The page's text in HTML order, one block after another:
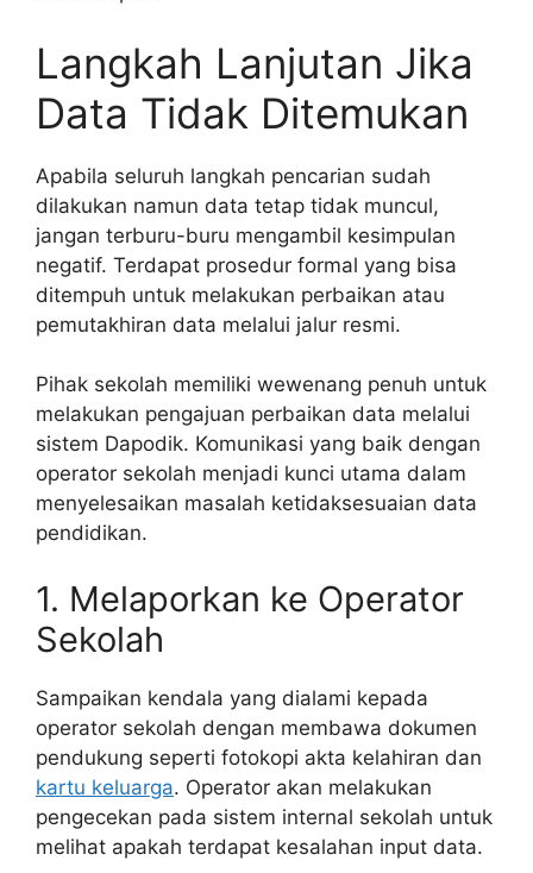
Langkah Lanjutan Jika
Data Tidak Ditemukan
Apabila seluruh langkah pencarian sudah
dilakukan namun data tetap tidak muncul,
jangan terburu-buru mengambil kesimpulan
negatif. Terdapat prosedur formal yang bisa
ditempuh untuk melakukan perbaikan atau
pemutakhiran data melalui jalur resmi.
Pihak sekolah memiliki wewenang penuh untuk
melakukan pengajuan perbaikan data melalui
sistem Dapodik. Komunikasi yang baik dengan
operator sekolah menjadi kunci utama dalam
menyelesaikan masalah ketidaksesuaian data
pendidikan.
1. Melaporkan ke Operator
Sekolah
Sampaikan kendala yang dialami kepada
operator sekolah dengan membawa dokumen
pendukung seperti fotokopi akta kelahiran dan
kartu keluarga. Operator akan melakukan
pengecekan pada sistem internal sekolah untuk
melihat apakah terdapat kesalahan input data.